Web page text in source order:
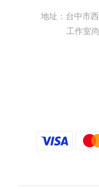
地址：台中市
工作室